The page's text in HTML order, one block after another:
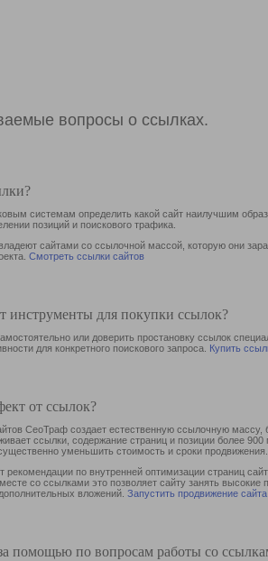
вопросы о ссылках.
системам определить какой сайт наилучшим
позиций и поискового трафика.
сайтами со ссылочной массой, которую они
Смотреть ссылки сайтов
инструменты для покупки ссылок?
или доверить простановку ссылок
для конкретного поискового запроса. Купить
от ссылок?
СеоТраф создает естественную ссылочную
ссылки, содержание страниц и позиции более
уменьшить стоимость и сроки продвижения.
по внутренней оптимизации страниц
со ссылками это позволяет сайту занять
вложений. Запустить продвижение сайта
помощью по вопросам работы со